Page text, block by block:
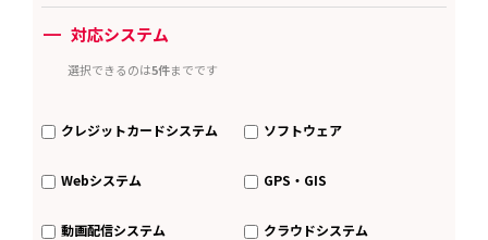
ー 対応システム
選択できるのは5件までです
クレジットカードシステム ソフトウェア
Webシステム GPS・GIS
動画配信システム クラウドシステム